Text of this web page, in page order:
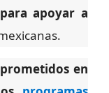
apoyar a
en